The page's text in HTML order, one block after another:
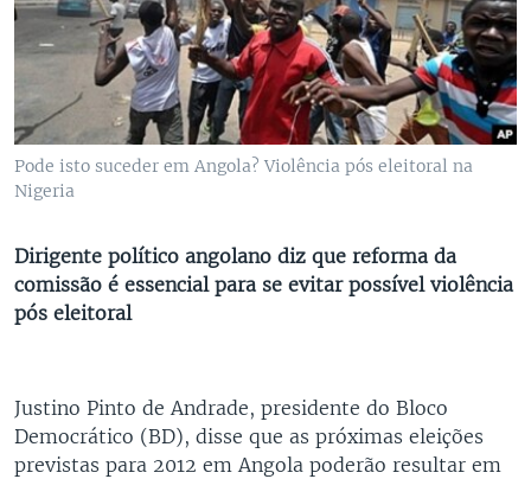
Pode isto suceder em Angola? Violência pós eleitoral na
Nigeria
Dirigente político angolano diz que reforma da
comissão é essencial para se evitar possível violência
pós eleitoral
Justino Pinto de Andrade, presidente do Bloco
Democrático (BD), disse que as próximas eleições
previstas para 2012 em Angola poderão resultar em